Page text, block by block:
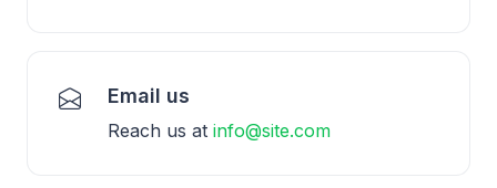
Email us
Reach us at info@site.com